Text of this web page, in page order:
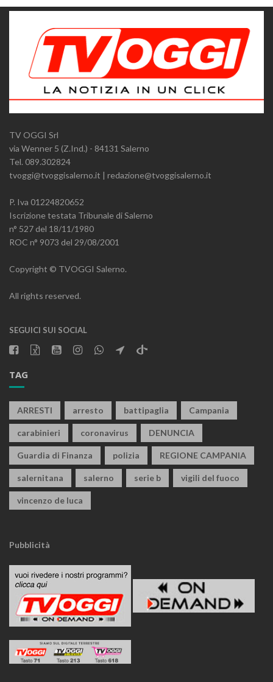
TV OGGI Srl
via Wenner 5 (Z.Ind.) - 84131 Salerno
Tel. 089.302824
tvoggi@tvoggisalerno.it | redazione@tvoggisalerno.it
P. Iva 01224820652
Iscrizione testata Tribunale di Salerno
n° 527 del 18/11/1980
ROC n° 9073 del 29/08/2001
Copyright © TVOGGI Salerno.
All rights reserved.
SEGUICI SUI SOCIAL
TAG
ARRESTI arresto battipaglia Campania
carabinieri coronavirus DENUNCIA
Guardia di Finanza polizia REGIONE CAMPANIA
salernitana salerno serie b vigili del fuoco
vincenzo de luca
Pubblicità